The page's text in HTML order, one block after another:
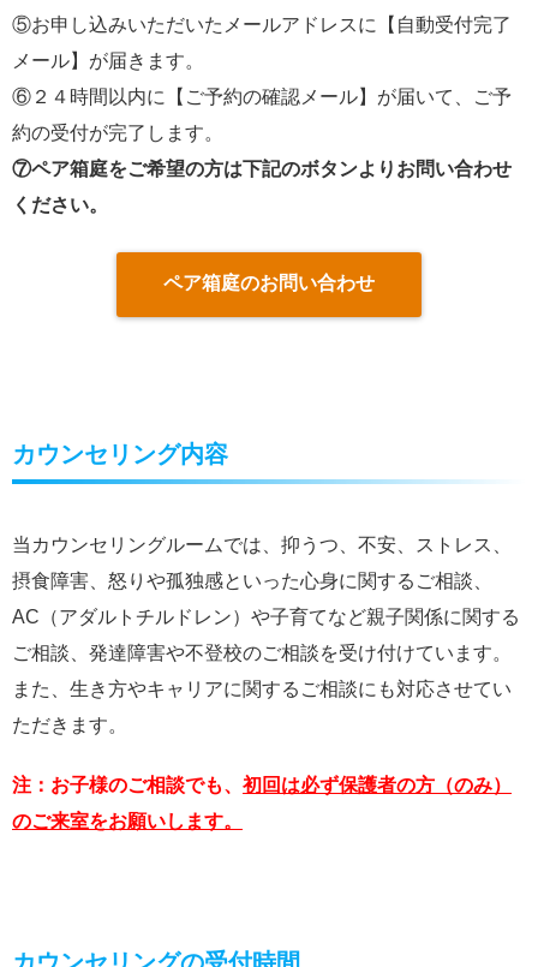
⑤お申し込みいただいたメールアドレスに【自動受付完了
メール】が届きます。
⑥２４時間以内に【ご予約の確認メール】が届いて、ご予
約の受付が完了します。
⑦ペア箱庭をご希望の方は下記のボタンよりお問い合わせ
ください。
ペア箱庭のお問い合わせ
カウンセリング内容
当カウンセリングルームでは、抑うつ、不安、ストレス、
摂食障害、怒りや孤独感といった心身に関するご相談、
AC（アダルトチルドレン）や子育てなど親子関係に関する
ご相談、発達障害や不登校のご相談を受け付けています。
また、生き方やキャリアに関するご相談にも対応させてい
ただきます。
注：お子様のご相談でも、 初回は必ず保護者の方（のみ）
のご来室をお願いします。